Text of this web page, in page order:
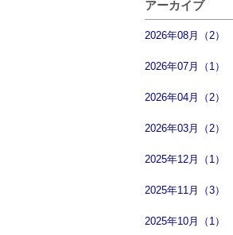
アーカイブ
2026年08月（2）
2026年07月（1）
2026年04月（2）
2026年03月（2）
2025年12月（1）
2025年11月（3）
2025年10月（1）